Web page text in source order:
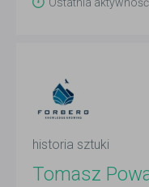
Ostatnia
historia sztuki
Tomasz